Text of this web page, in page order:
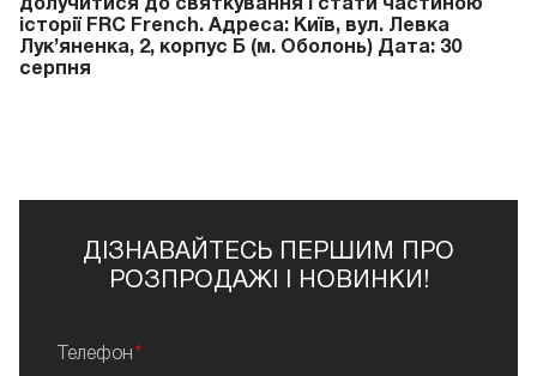
долучитися до святкування і стати частиною
історії FRC French. Адреса: Київ, вул. Левка
Лук’яненка, 2, корпус Б (м. Оболонь) Дата: 30
серпня
ДІЗНАВАЙТЕСЬ ПЕРШИМ ПРО
РОЗПРОДАЖІ І НОВИНКИ!
Телефон